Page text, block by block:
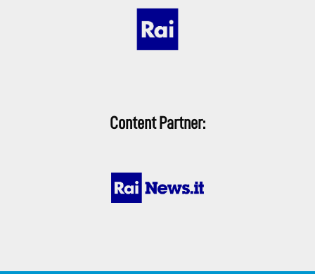
Content Partner: